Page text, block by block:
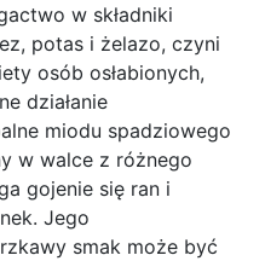
w składniki
potas i żelazo, czyni
osób osłabionych,
działanie
miodu spadziowego
w walce z różnego
gojenie się ran i
Jego
smak może być